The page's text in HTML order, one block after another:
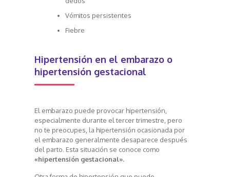
Vómitos persistentes
Fiebre
Hipertensión en el embarazo o
hipertensión gestacional
El embarazo puede provocar hipertensión,
especialmente durante el tercer trimestre, pero
no te preocupes, la hipertensión ocasionada por
el embarazo generalmente desaparece después
del parto. Esta situación se conoce como
«hipertensión gestacional».